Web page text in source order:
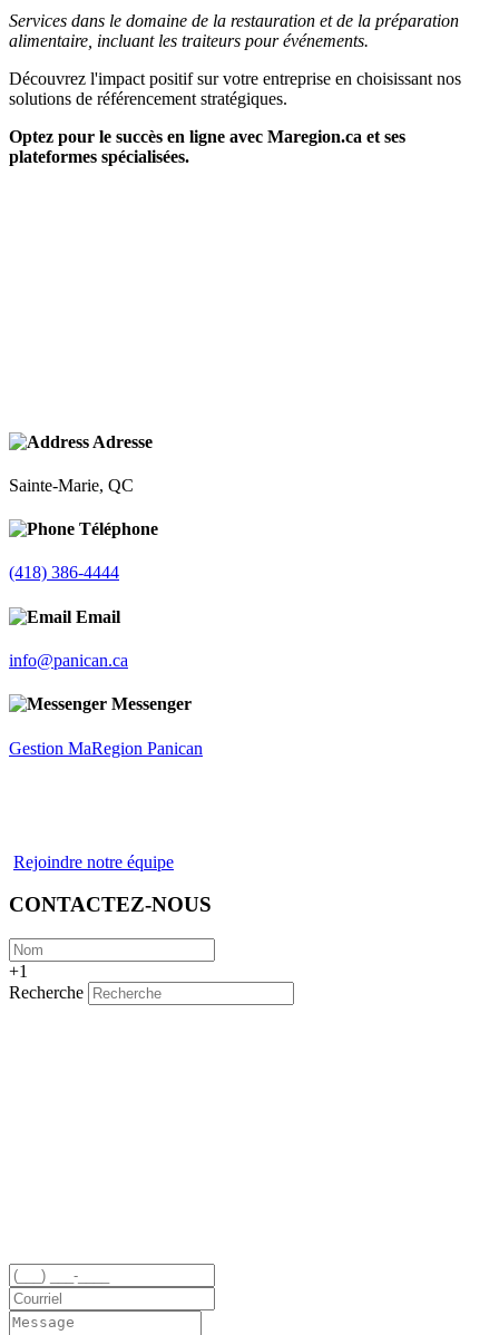
Services dans le domaine de la restauration et de la préparation
alimentaire, incluant les traiteurs pour événements.
Découvrez l'impact positif sur votre entreprise en choisissant nos
solutions de référencement stratégiques.
Optez pour le succès en ligne avec Maregion.ca et ses
plateformes spécialisées.
Adresse
Sainte-Marie, QC
Téléphone
(418) 386-4444
Email
info@panican.ca
Messenger
Gestion MaRegion Panican
Rejoindre notre équipe
CONTACTEZ-NOUS
+1
Recherche